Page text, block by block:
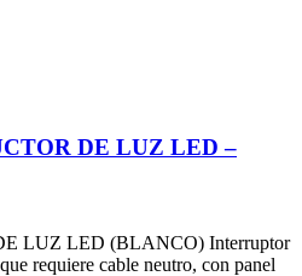
DE LUZ LED –
LUZ LED (BLANCO) Interruptor
requiere cable neutro, con panel